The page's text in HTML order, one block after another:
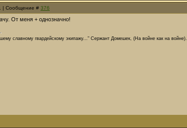
| Сообщение # 376
От меня + однозначно!
славному гвардейскому экипажу..." Сержант Домешек, (На войне как на войне).